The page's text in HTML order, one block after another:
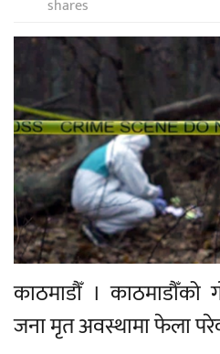
shares
काठमाडौँ । काठमाडौँको
जना मृत अवस्थामा फेला